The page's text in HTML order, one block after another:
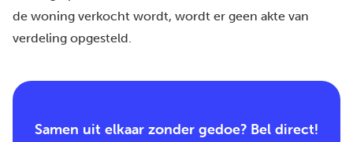
de woning verkocht wordt, wordt er geen akte van
verdeling opgesteld.
Samen uit elkaar zonder gedoe? Bel direct!